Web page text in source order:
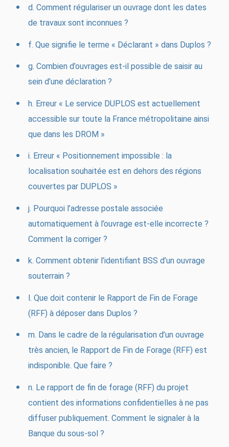
d. Comment régulariser un ouvrage dont les dates
de travaux sont inconnues ?
f. Que signifie le terme « Déclarant » dans Duplos ?
g. Combien d’ouvrages est-il possible de saisir au
sein d’une déclaration ?
h. Erreur « Le service DUPLOS est actuellement
accessible sur toute la France métropolitaine ainsi
que dans les DROM »
i. Erreur « Positionnement impossible : la
localisation souhaitée est en dehors des régions
couvertes par DUPLOS »
j. Pourquoi l’adresse postale associée
automatiquement à l’ouvrage est-elle incorrecte ?
Comment la corriger ?
k. Comment obtenir l’identifiant BSS d’un ouvrage
souterrain ?
l. Que doit contenir le Rapport de Fin de Forage
(RFF) à déposer dans Duplos ?
m. Dans le cadre de la régularisation d’un ouvrage
très ancien, le Rapport de Fin de Forage (RFF) est
indisponible. Que faire ?
n. Le rapport de fin de forage (RFF) du projet
contient des informations confidentielles à ne pas
diffuser publiquement. Comment le signaler à la
Banque du sous-sol ?